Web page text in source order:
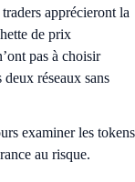
apprécieront la
de prix
pas à choisir
réseaux sans
examiner les tokens
au risque.